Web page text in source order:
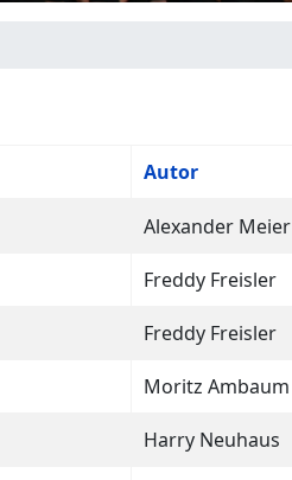
Autor
Alexander Meier
Freddy Freisler
Freddy Freisler
Moritz Ambaum
Harry Neuhaus